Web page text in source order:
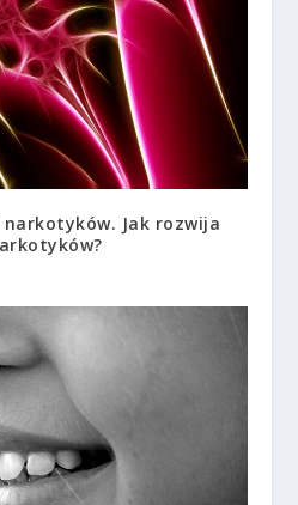
Jak rozwija